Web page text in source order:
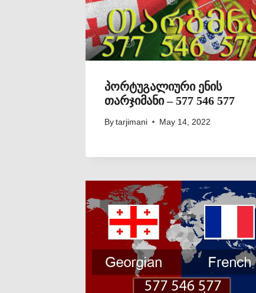
პორტუგალიური ენის
თარჯიმანი – 577 546 577
By tarjimani May 14, 2022